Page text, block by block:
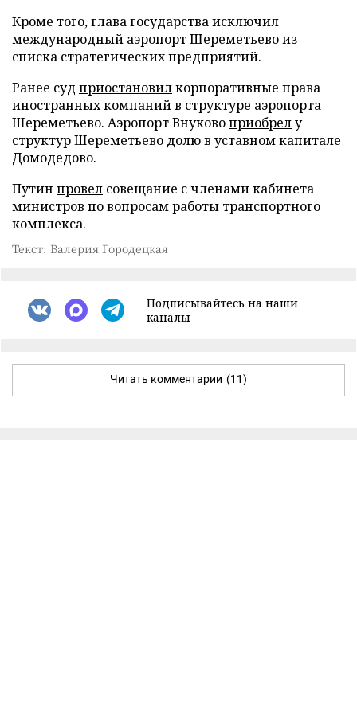
Кроме того, глава государства исключил
международный аэропорт Шереметьево из
списка стратегических предприятий.
Ранее суд приостановилкорпоративные права
иностранных компаний в структуре аэропорта
Шереметьево. Аэропорт Внуковоприобрелу
структур Шереметьево долю в уставном капитале
Домодедово.
Путин провел совещание с членами кабинета
министров по вопросам работы транспортного
комплекса.
Текст: Валерия Городецкая
Подписывайтесь на наши
каналы
Читать комментарии (11)